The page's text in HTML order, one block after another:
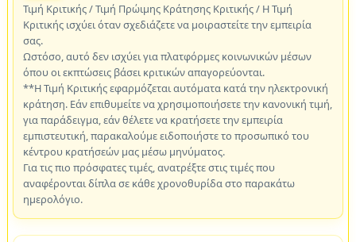
Τιμή Κριτικής / Τιμή Πρώιμης Κράτησης Κριτικής / Η Τιμή
Κριτικής ισχύει όταν σχεδιάζετε να μοιραστείτε την εμπειρία
σας.
Ωστόσο, αυτό δεν ισχύει για πλατφόρμες κοινωνικών μέσων
όπου οι εκπτώσεις βάσει κριτικών απαγορεύονται.
**Η Τιμή Κριτικής εφαρμόζεται αυτόματα κατά την ηλεκτρονική
κράτηση. Εάν επιθυμείτε να χρησιμοποιήσετε την κανονική τιμή,
για παράδειγμα, εάν θέλετε να κρατήσετε την εμπειρία
εμπιστευτική, παρακαλούμε ειδοποιήστε το προσωπικό του
κέντρου κρατήσεών μας μέσω μηνύματος.
Για τις πιο πρόσφατες τιμές, ανατρέξτε στις τιμές που
αναφέρονται δίπλα σε κάθε χρονοθυρίδα στο παρακάτω
ημερολόγιο.